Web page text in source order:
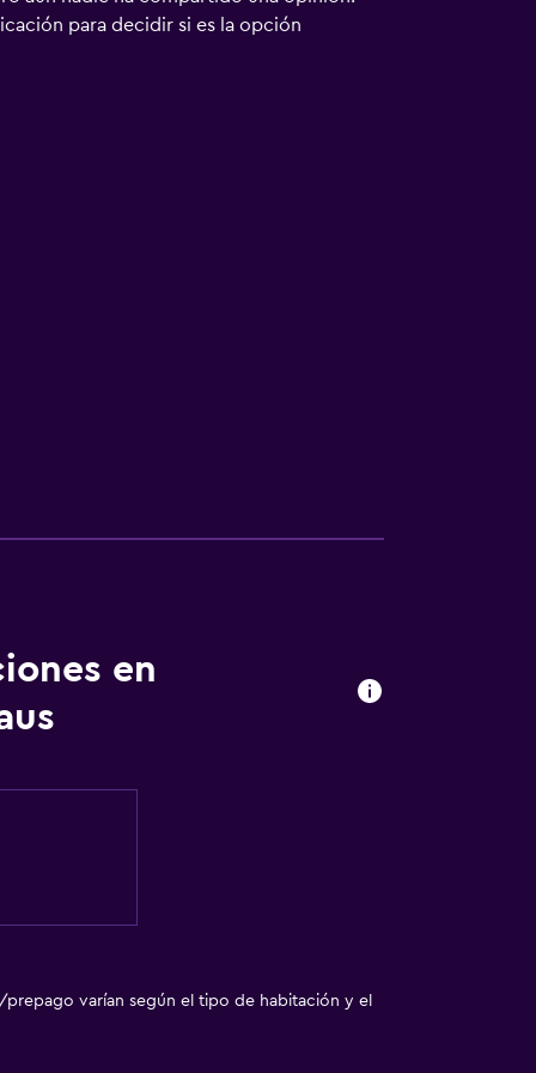
para decidir si es la opción
en
prepago varían según el tipo de habitación y el